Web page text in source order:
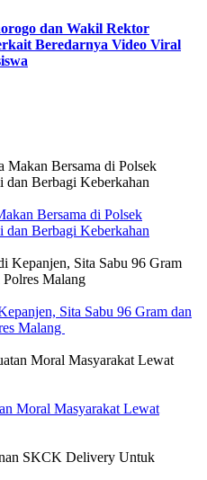
dan Wakil Rektor
Beredarnya Video Viral
Bersama di Polsek
dan Berbagi Keberkahan
Sita Sabu 96 Gram dan
Malang
Moral Masyarakat Lewat